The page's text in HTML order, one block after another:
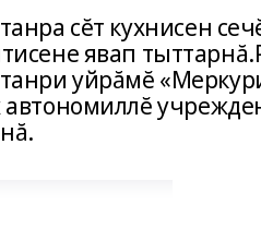
сĕт кухнисен
явап
уйрăмĕ